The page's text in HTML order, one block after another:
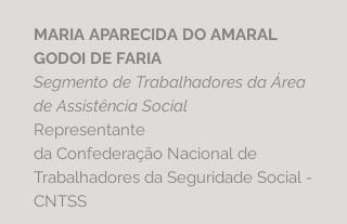
MARIA APARECIDA DO AMARAL
GODOI DE FARIA
Segmento de Trabalhadores da Área
de Assistência Social
Representante
da Confederação Nacional de
Trabalhadores da Seguridade Social -
CNTSS